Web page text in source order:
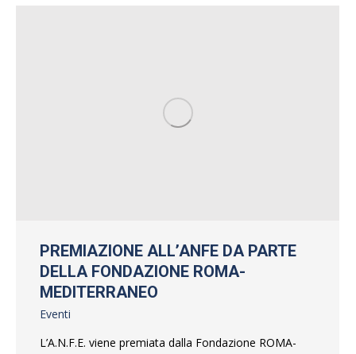
PREMIAZIONE ALL’ANFE DA PARTE
DELLA FONDAZIONE ROMA-
MEDITERRANEO
Eventi
L’A.N.F.E. viene premiata dalla Fondazione ROMA-